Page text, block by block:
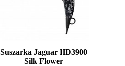
Suszarka Jaguar HD3900
Silk Flower